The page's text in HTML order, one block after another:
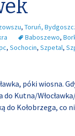
, Toruń,
Baboszewo,
, Sochocin, Szpetal,
póki wiosna.
Kutna/
do Kołobrzega, co